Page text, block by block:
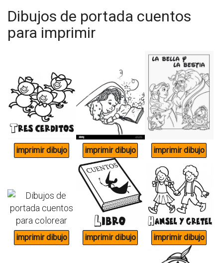
Dibujos de portada cuentos
para imprimir